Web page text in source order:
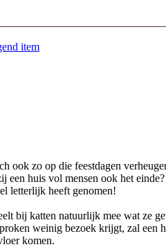
item
ook zo op die feestdagen
een huis vol mensen ook het einde?
letterlijk heeft genomen!
bij katten natuurlijk mee wat ze
weinig bezoek krijgt, zal een
komen.